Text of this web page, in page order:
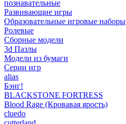
познавательные
Развивающие игры
Образовательные игровые наборы
Ролевые
Сборные модели
3d Пазлы
Модели из бумаги
Серии игр
alias
Бэнг!
BLACKSTONE FORTRESS
Blood Rage (Кровавая ярость)
cluedo